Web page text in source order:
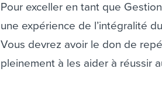
Pour exceller en tant que
une expérience de l’intégralité
Vous devrez avoir le don de
pleinement à les aider à réussir